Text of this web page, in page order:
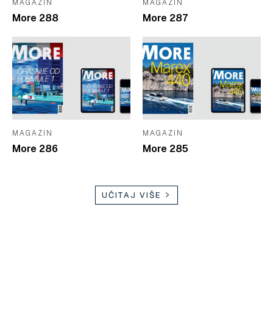
MAGAZIN
More 288
MAGAZIN
More 287
MAGAZIN
More 286
MAGAZIN
More 285
UČITAJ VIŠE